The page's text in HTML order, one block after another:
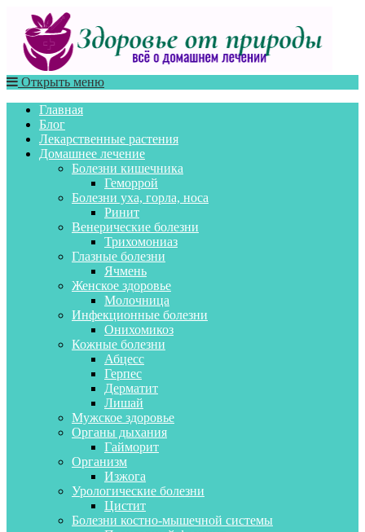
Открыть меню
Главная
Блог
Лекарственные растения
Домашнее лечение
Болезни кишечника
Геморрой
Болезни уха, горла, носа
Ринит
Венерические болезни
Трихомониаз
Глазные болезни
Ячмень
Женское здоровье
Молочница
Инфекционные болезни
Онихомикоз
Кожные болезни
Абцесс
Герпес
Дерматит
Лишай
Мужское здоровье
Органы дыхания
Гайморит
Организм
Изжога
Урологические болезни
Цистит
Болезни костно-мышечной системы